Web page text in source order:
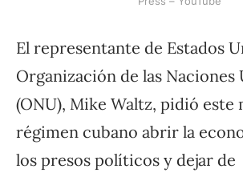
El representante de Estados
Organización de las Naciones
(ONU), Mike Waltz, pidió este
régimen cubano abrir la
los presos políticos y dejar de